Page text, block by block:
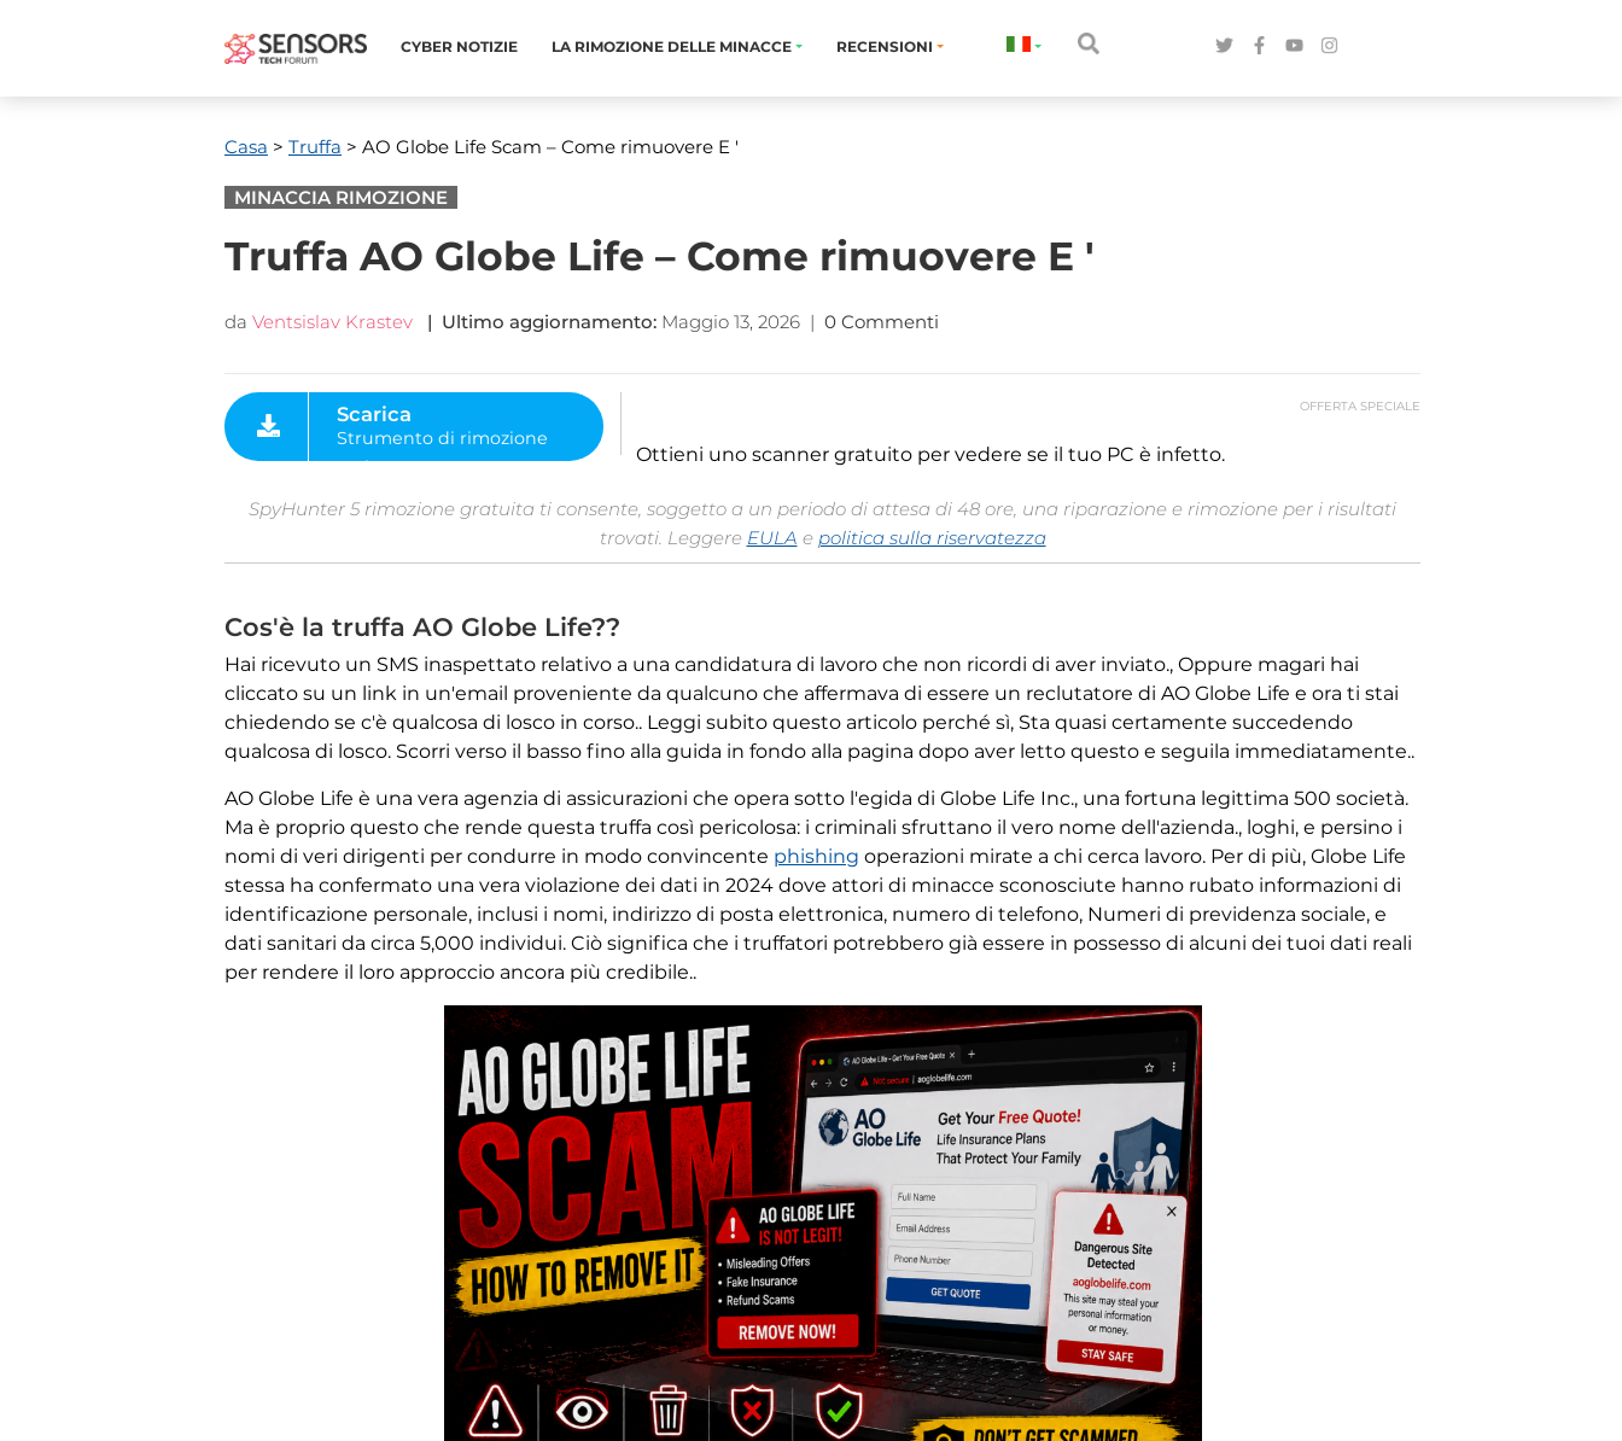
CYBER ​​NOTIZIE LA RIMOZIONE DELLE MINACCE RECENSIONI
Casa > Truffa > AO Globe Life Scam – Come rimuovere E '
MINACCIA RIMOZIONE
Truffa AO Globe Life – Come rimuovere E '
da Ventsislav Krastev | Ultimo aggiornamento: Maggio 13, 2026 | 0 Commenti
OFFERTA SPECIALE
Strumento di rimozione
malware
Ottieni uno scanner gratuito per vedere se il tuo PC è infetto.
SpyHunter 5 rimozione gratuita ti consente, soggetto a un periodo di attesa di 48 ore, una riparazione e rimozione per i risultati
trovati. Leggere EULA e politica sulla riservatezza
Cos'è la truffa AO Globe Life??
Hai ricevuto un SMS inaspettato relativo a una candidatura di lavoro che non ricordi di aver inviato., Oppure magari hai
cliccato su un link in un'email proveniente da qualcuno che affermava di essere un reclutatore di AO Globe Life e ora ti stai
chiedendo se c'è qualcosa di losco in corso.. Leggi subito questo articolo perché sì, Sta quasi certamente succedendo
qualcosa di losco. Scorri verso il basso fino alla guida in fondo alla pagina dopo aver letto questo e seguila immediatamente..
AO Globe Life è una vera agenzia di assicurazioni che opera sotto l'egida di Globe Life Inc., una fortuna legittima 500 società.
Ma è proprio questo che rende questa truffa così pericolosa: i criminali sfruttano il vero nome dell'azienda., loghi, e persino i
nomi di veri dirigenti per condurre in modo convincente phishing operazioni mirate a chi cerca lavoro. Per di più, Globe Life
stessa ha confermato una vera violazione dei dati in 2024 dove attori di minacce sconosciute hanno rubato informazioni di
identificazione personale, inclusi i nomi, indirizzo di posta elettronica, numero di telefono, Numeri di previdenza sociale, e
dati sanitari da circa 5,000 individui. Ciò significa che i truffatori potrebbero già essere in possesso di alcuni dei tuoi dati reali
per rendere il loro approccio ancora più credibile..